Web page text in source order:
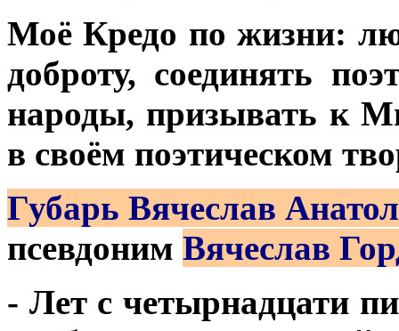
Моё Кредо по жизни:
доброту, соединять
народы, призывать к
в своём поэтическом
Губарь Вячеслав
псевдоним Вячеслав
- Лет с четырнадцати